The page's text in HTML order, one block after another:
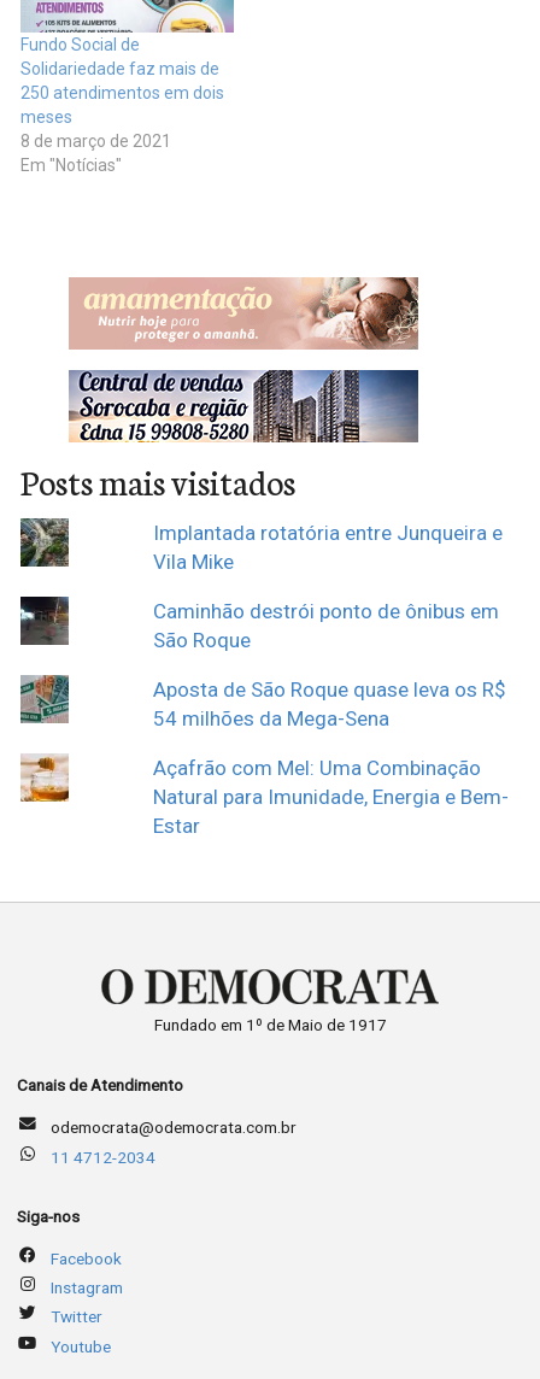
Fundo Social de
Solidariedade faz mais de
250 atendimentos em dois
meses
8 de março de 2021
Em "Notícias"
Posts mais visitados
Implantada rotatória entre Junqueira e
Vila Mike
Caminhão destrói ponto de ônibus em
São Roque
Aposta de São Roque quase leva os R$
54 milhões da Mega-Sena
Açafrão com Mel: Uma Combinação
Natural para Imunidade, Energia e Bem-
Estar
Fundado em 1º de Maio de 1917
Canais de Atendimento
odemocrata@odemocrata.com.br
11 4712-2034
Siga-nos
Facebook
Instagram
Twitter
Youtube